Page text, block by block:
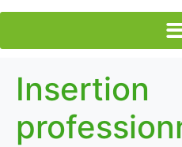
Insertion